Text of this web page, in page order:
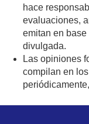
hace
evaluaciones,
emitan en
divulgada.
Las opiniones
compilan en